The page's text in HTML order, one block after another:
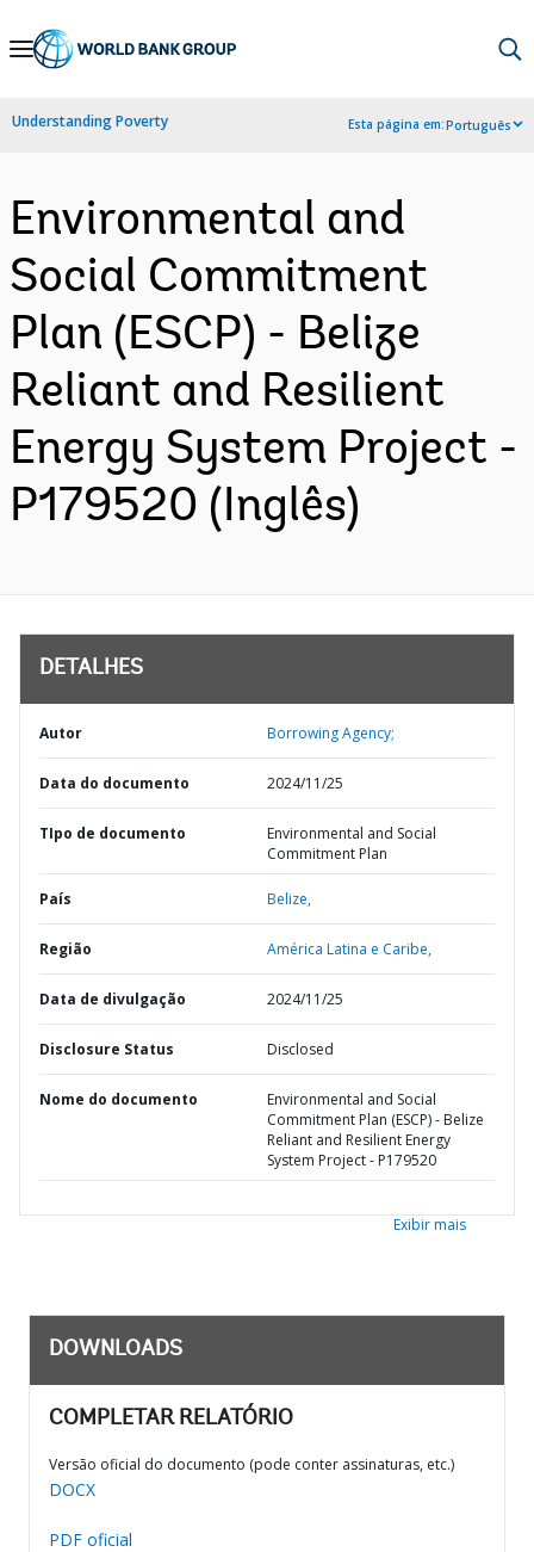
Skip
Navigation
Understanding Poverty Esta página em:Português
Environmental and
Social Commitment
Plan (ESCP) - Belize
Reliant and Resilient
Energy System Project -
P179520 (Inglês)
DETALHES
Autor Borrowing Agency;
Data do documento 2024/11/25
TIpo de documento
Environmental and Social
Commitment Plan
País Belize,
Região América Latina e Caribe,
Data de divulgação 2024/11/25
Disclosure Status Disclosed
Nome do documento
Environmental and Social
Commitment Plan (ESCP) - Belize
Reliant and Resilient Energy
System Project - P179520
Exibir mais
DOWNLOADS
COMPLETAR RELATÓRIO
Versão oficial do documento (pode conter assinaturas, etc.)
DOCX
PDF oficial